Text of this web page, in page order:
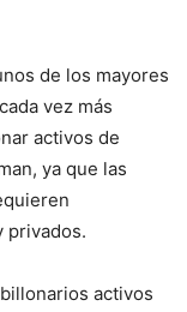
de los mayores
vez más
activos de
ya que las
privados.
activos